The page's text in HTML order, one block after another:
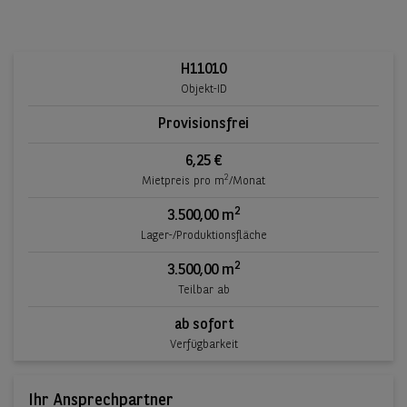
H11010
Objekt-ID
Provisionsfrei
6,25 €
Mietpreis pro m2/Monat
3.500,00 m2
Lager-/Produktionsfläche
3.500,00 m2
Teilbar ab
ab sofort
Verfügbarkeit
Ihr Ansprechpartner